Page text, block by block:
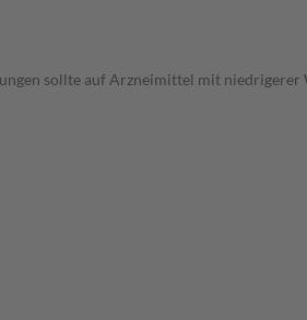
sollte auf Arzneimittel mit